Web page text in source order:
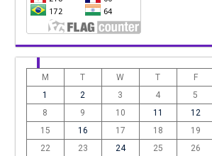
M T W T F
1
2 3 4 5
8
9 10 11 12
15
16 17 18 19
22
23 24 25 26